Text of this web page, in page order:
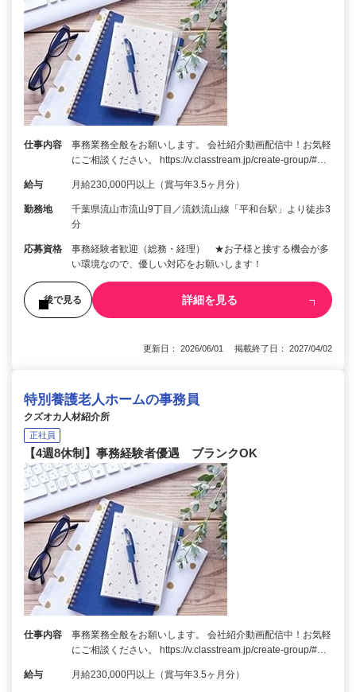
仕事内容
事務業務全般をお願いします。 会社紹介動画配信中！お気軽
にご相談ください。 https://v.classtream.jp/create-group/#…
給与 月給230,000円以上（賞与年3.5ヶ月分）
勤務地
千葉県流山市流山9丁目／流鉄流山線「平和台駅」より徒歩3
分
応募資格
事務経験者歓迎（総務・経理） ★お子様と接する機会が多
い環境なので、優しい対応をお願いします！
後で見る 詳細を見る
更新日： 2026/06/01 掲載終了日： 2027/04/02
特別養護老人ホームの事務員
クズオカ人材紹介所
正社員
【4週8休制】事務経験者優遇 ブランクOK
仕事内容
事務業務全般をお願いします。 会社紹介動画配信中！お気軽
にご相談ください。 https://v.classtream.jp/create-group/#…
給与 月給230,000円以上（賞与年3.5ヶ月分）